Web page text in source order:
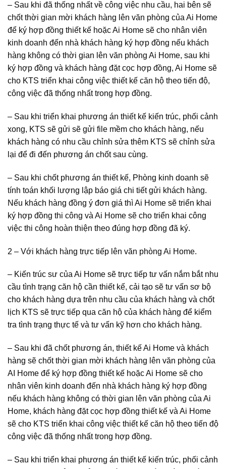
– Sau khi đã thống nhất về công việc nhu cầu, hai bên sẽ
chốt thời gian mời khách hàng lên văn phòng của Ai Home
để ký hợp đồng thiết kế hoặc Ai Home sẽ cho nhân viên
kinh doanh đến nhà khách hàng ký hợp đồng nếu khách
hàng không có thời gian lên văn phòng Ai Home, sau khi
ký hợp đồng và khách hàng đặt cọc hợp đồng, Ai Home sẽ
cho KTS triển khai công việc thiết kế căn hộ theo tiến độ,
công việc đã thống nhất trong hợp đồng.
– Sau khi triển khai phương án thiết kế kiến trúc, phối cảnh
xong, KTS sẽ gửi sẽ gửi file mềm cho khách hàng, nếu
khách hàng có nhu cầu chỉnh sửa thêm KTS sẽ chỉnh sửa
lại để đi đến phương án chốt sau cùng.
– Sau khi chốt phương án thiết kế, Phòng kinh doanh sẽ
tính toán khối lượng lập báo giá chi tiết gửi khách hàng.
Nếu khách hàng đồng ý đơn giá thì Ai Home sẽ triển khai
ký hợp đồng thi công và Ai Home sẽ cho triển khai công
việc thi công hoàn thiện theo đúng hợp đồng đã ký.
2 – Với khách hàng trực tiếp lên văn phòng Ai Home.
– Kiến trúc sư của Ai Home sẽ trực tiếp tư vấn nắm bắt nhu
cầu tình trạng căn hộ cần thiết kế, cải tạo sẽ tư vấn sơ bộ
cho khách hàng dựa trên nhu cầu của khách hàng và chốt
lịch KTS sẽ trực tiếp qua căn hộ của khách hàng để kiểm
tra tình trạng thực tế và tư vấn kỹ hơn cho khách hàng.
– Sau khi đã chốt phương án, thiết kế Ai Home và khách
hàng sẽ chốt thời gian mời khách hàng lên văn phòng của
AI Home để ký hợp đồng thiết kế hoặc Ai Home sẽ cho
nhân viên kinh doanh đến nhà khách hàng ký hợp đồng
nếu khách hàng không có thời gian lên văn phòng của Ai
Home, khách hàng đặt cọc hợp đồng thiết kế và Ai Home
sẽ cho KTS triển khai công việc thiết kế căn hộ theo tiến độ
công việc đã thống nhất trong hợp đồng.
– Sau khi triển khai phương án thiết kế kiến trúc, phối cảnh